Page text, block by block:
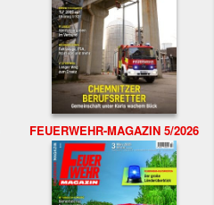
FEUERWEHR-MAGAZIN 5/2026